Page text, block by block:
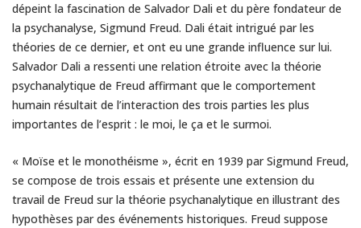
dépeint la fascination de Salvador Dali et du père fondateur de
la psychanalyse, Sigmund Freud. Dali était intrigué par les
théories de ce dernier, et ont eu une grande influence sur lui.
Salvador Dali a ressenti une relation étroite avec la théorie
psychanalytique de Freud affirmant que le comportement
humain résultait de l’interaction des trois parties les plus
importantes de l’esprit : le moi, le ça et le surmoi.
« Moïse et le monothéisme », écrit en 1939 par Sigmund Freud,
se compose de trois essais et présente une extension du
travail de Freud sur la théorie psychanalytique en illustrant des
hypothèses par des événements historiques. Freud suppose